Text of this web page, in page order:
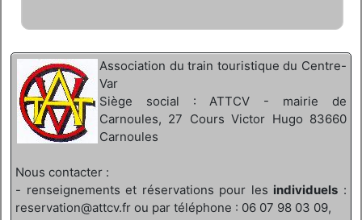
Association du train touristique du Centre-
Var
Siège social : ATTCV - mairie de
Carnoules, 27 Cours Victor Hugo 83660
Carnoules
Nous contacter :
- renseignements et réservations pour les individuels :
reservation@attcv.fr ou par téléphone : 06 07 98 03 09,